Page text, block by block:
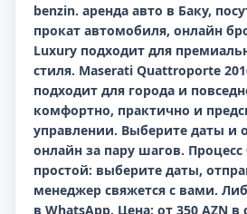
benzin. аренда авто в Баку,
прокат автомобиля, онлайн
Luxury подходит для
стиля. Maserati Quattroporte
подходит для города и
комфортно, практично и
управлении. Выберите даты и
онлайн за пару шагов.
простой: выберите даты,
менеджер свяжется с вами.
в WhatsApp. Цена: от 350 AZN